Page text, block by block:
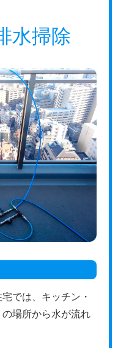
水掃除
では、キッチン・
場所から水が流れ